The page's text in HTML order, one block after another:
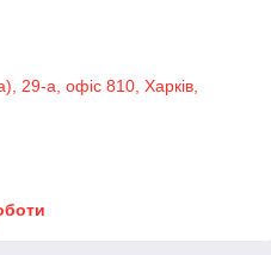
29-а, офіс 810, Харків,